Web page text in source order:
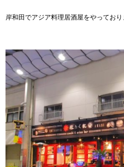
岸和田でアジア料理居酒屋をやっており